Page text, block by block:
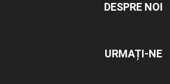
DESPRE NOI
URMAȚI-NE